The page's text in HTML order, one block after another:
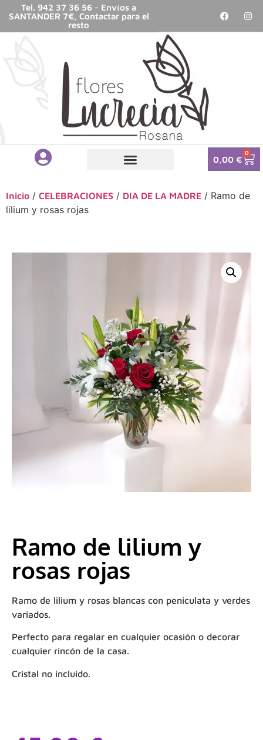
Tel. 942 37 36 56 - Envíos a
SANTANDER 7€, Contactar para el
resto
0,00€
0
Inicio / CELEBRACIONES / DIA DE LA MADRE / Ramo de
lilium y rosas rojas
Ramo de lilium y
rosas rojas
Ramo de lilium y rosas blancas con peniculata y verdes
variados.
Perfecto para regalar en cualquier ocasión o decorar
cualquier rincón de la casa.
Cristal no incluido.